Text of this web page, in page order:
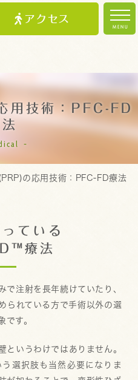
アクセス
MENU
介
内
セス
用技術：PFC-FD
の応用技術：PFC-FD療法
ている
療法
で注射を長年続けていたり、
られている方で手術以外の選
です。
というわけではありません。
選択肢も当然必要になりま